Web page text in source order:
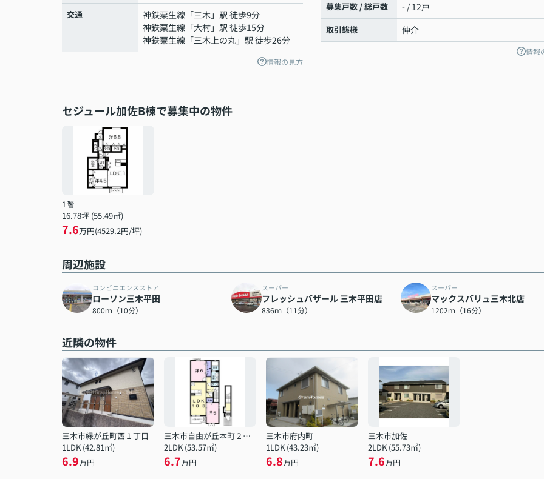
交通 神鉄粟生線 「三木」駅 徒歩9分
神鉄粟生線 「大村」駅 徒歩15分
神鉄粟生線 「三木上の丸」駅 徒歩26分
情報の見方
募集戸数 / 総戸数 - / 12戸
取引態様 仲介
情報
セジュール加佐B棟で募集中の物件
1階
16.78坪 (55.49㎡)
7.6万円(4529.2円/坪)
周辺施設
コンビニエンスストア
ローソン三木平田
800ｍ（10分）
スーパー
フレッシュバザール 三木平田店
836ｍ（11分）
スーパー
マックスバリュ三木北店
1202ｍ（16分）
近隣の物件
三木市緑が丘町西１丁目
1LDK (42.81㎡)
6.9万円
三木市自由が丘本町２丁目
2LDK (53.57㎡)
6.7万円
三木市府内町
1LDK (43.23㎡)
6.8万円
三木市加佐
2LDK (55.73㎡)
7.6万円